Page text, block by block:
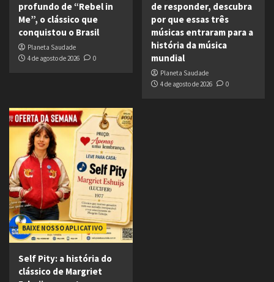
profundo de “Rebel in
Me”, o clássico que
conquistou o Brasil
Planeta Saudade
4 de agosto de 2026
0
de responder, descubra
por que essas três
músicas entraram para a
história da música
mundial
Planeta Saudade
4 de agosto de 2026
0
BAIXE NOSSO APLICATIVO
Self Pity: a história do
clássico de Margriet